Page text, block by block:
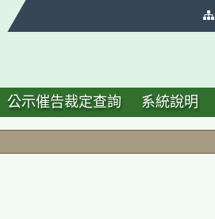
公示催告裁定查詢 系統說明